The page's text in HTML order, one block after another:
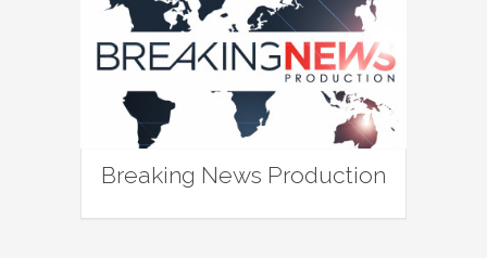
Breaking News Production